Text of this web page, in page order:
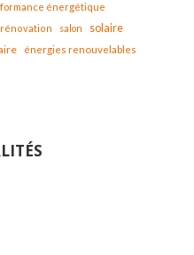
énergétique
rénovation salon solaire
énergies renouvelables